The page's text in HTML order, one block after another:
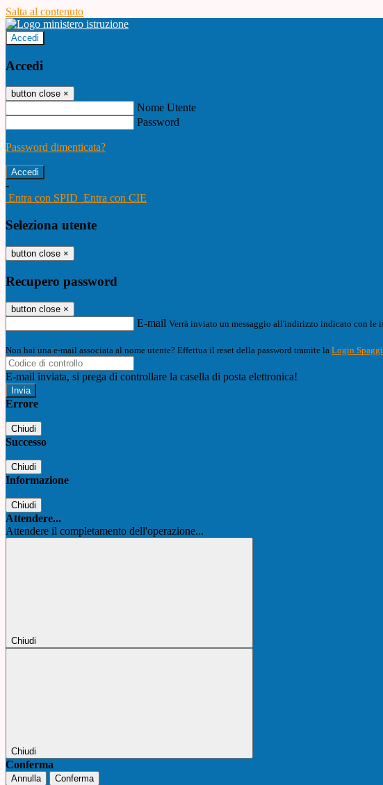
Salta al contenuto
Accedi
Accedi
button close ×
Nome Utente
Password
Password dimenticata?
-
Entra con SPID Entra con CIE
Seleziona utente
button close ×
Recupero password
button close ×
E-mail Verrà inviato un messaggio all'indirizzo indicato con le
Non hai una e-mail associata al nome utente? Effettua il reset della password tramite la Login
E-mail inviata, si prega di controllare la casella di posta elettronica!
Errore
Chiudi
Successo
Chiudi
Informazione
Chiudi
Attendere...
Attendere il completamento dell'operazione...
Chiudi
Chiudi
Conferma
Annulla Conferma